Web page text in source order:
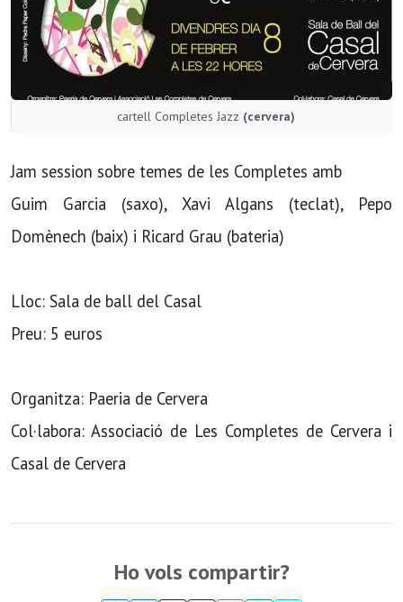
cartell Completes Jazz (cervera)
Jam session sobre temes de les Completes amb
Guim Garcia (saxo), Xavi Algans (teclat), Pepo
Domènech (baix) i Ricard Grau (bateria)
Lloc: Sala de ball del Casal
Preu: 5 euros
Organitza: Paeria de Cervera
Col·labora: Associació de Les Completes de Cervera i
Casal de Cervera
Ho vols compartir?